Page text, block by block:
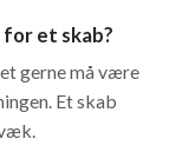
et skab?
gerne må være
Et skab